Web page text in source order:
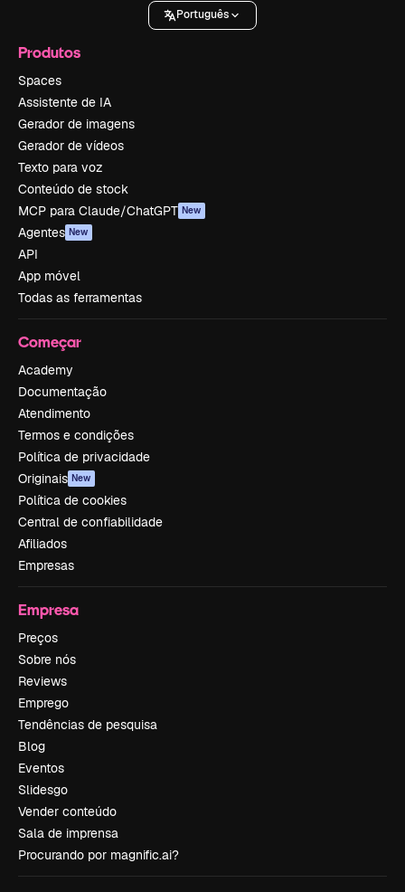
Português
Produtos
Spaces
Assistente de IA
Gerador de imagens
Gerador de vídeos
Texto para voz
Conteúdo de stock
MCP para Claude/ChatGPT New
Agentes New
API
App móvel
Todas as ferramentas
Começar
Academy
Documentação
Atendimento
Termos e condições
Política de privacidade
Originais New
Política de cookies
Central de confiabilidade
Afiliados
Empresas
Empresa
Preços
Sobre nós
Reviews
Emprego
Tendências de pesquisa
Blog
Eventos
Slidesgo
Vender conteúdo
Sala de imprensa
Procurando por magnific.ai?